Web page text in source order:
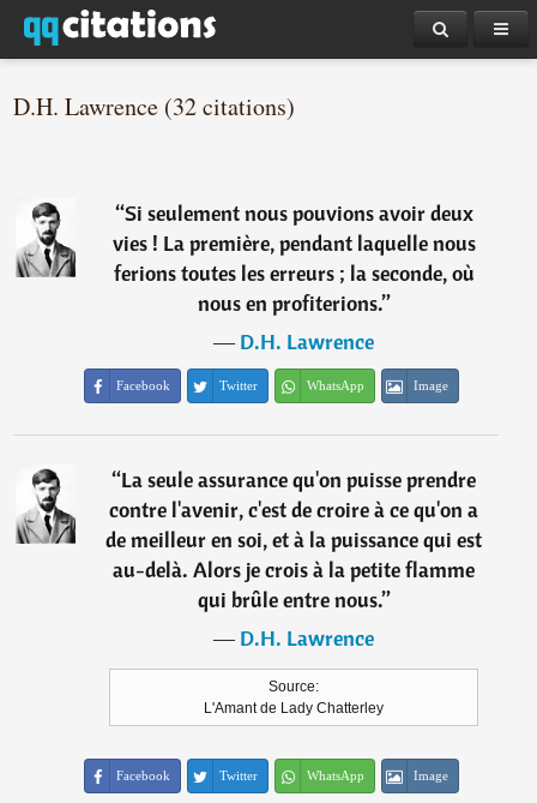
D.H. Lawrence (32 citations)
“Si seulement nous pouvions avoir deux
vies ! La première, pendant laquelle nous
ferions toutes les erreurs ; la seconde, où
nous en profiterions.”
―D.H. Lawrence
Facebook Twitter WhatsApp Image
“La seule assurance qu'on puisse prendre
contre l'avenir, c'est de croire à ce qu'on a
de meilleur en soi, et à la puissance qui est
au-delà. Alors je crois à la petite flamme
qui brûle entre nous.”
―D.H. Lawrence
Source:
L'Amant de Lady Chatterley
Facebook Twitter WhatsApp Image